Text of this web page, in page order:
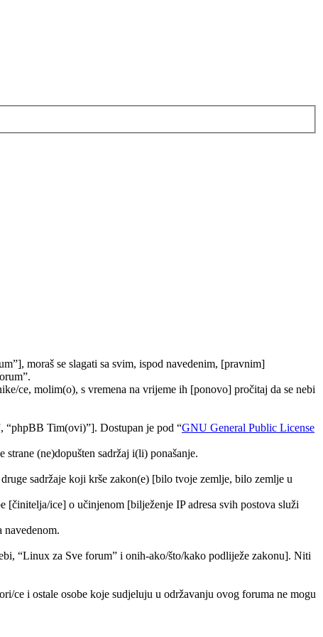
moraš se slagati sa svim, ispod navedenim, [pravnim]
ce, molim(o), s vremena na vrijeme ih [ponovo] pročitaj da se nebi
“phpBB Tim(ovi)”]. Dostupan je pod “GNU General Public License
(ne)dopušten sadržaj i(li) ponašanje.
sadržaje koji krše zakon(e) [bilo tvoje zemlje, bilo zemlje u
ice] o učinjenom [bilježenje IP adresa svih postova služi
navedenom.
“Linux za Sve forum” i onih-ako/što/kako podliježe zakonu]. Niti
ce i ostale osobe koje sudjeluju u održavanju ovog foruma ne mogu